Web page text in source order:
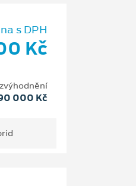
s DPH
Kč
000 Kč